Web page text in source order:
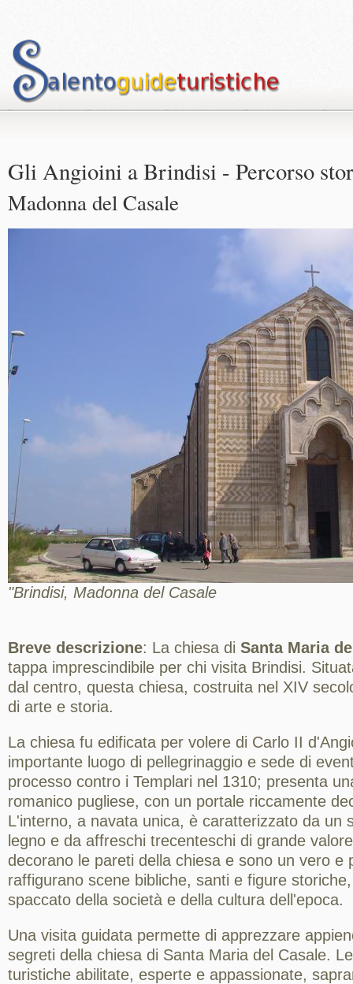
Gli Angioini a Brindisi - Percorso
Madonna del Casale
"Brindisi, Madonna del Casale
Breve descrizione: La chiesa di Santa Maria
tappa imprescindibile per chi visita Brindisi.
dal centro, questa chiesa, costruita nel XIV
di arte e storia.
La chiesa fu edificata per volere di Carlo II
importante luogo di pellegrinaggio e sede di
processo contro i Templari nel 1310; presenta
romanico pugliese, con un portale riccamente
L'interno, a navata unica, è caratterizzato da un
legno e da affreschi trecenteschi di grande
decorano le pareti della chiesa e sono un vero e
raffigurano scene bibliche, santi e figure
spaccato della società e della cultura dell'epoca.
Una visita guidata permette di apprezzare
segreti della chiesa di Santa Maria del Casale.
turistiche abilitate, esperte e appassionate,